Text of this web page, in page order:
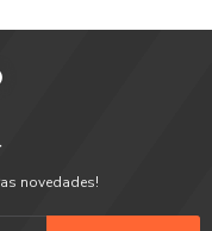
novedades!